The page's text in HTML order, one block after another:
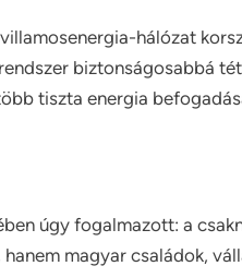
hálózat
biztonságosabbá
tiszta energia
úgy fogalmazott: a
magyar családok,